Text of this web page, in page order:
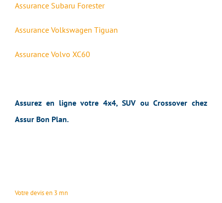
Assurance Subaru Forester
Assurance Volkswagen Tiguan
Assurance Volvo XC60
Assurez en ligne votre 4x4, SUV ou Crossover chez
Assur Bon Plan.
Votre devis en 3 mn